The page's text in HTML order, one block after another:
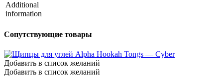
Additional
information
Сопутствующие товары
Добавить в список желаний
Добавить в список желаний